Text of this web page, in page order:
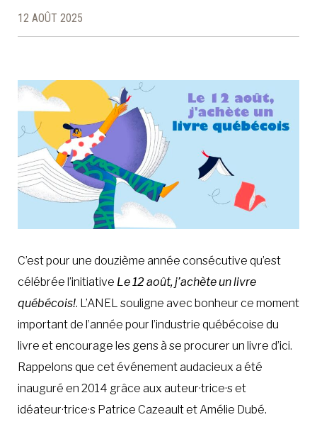
12 AOÛT 2025
C’est pour une douzième année consécutive qu’est
célébrée l’initiative Le 12 août, j’achète un livre
québécois!. L’ANEL souligne avec bonheur ce moment
important de l’année pour l’industrie québécoise du
livre et encourage les gens à se procurer un livre d’ici.
Rappelons que cet événement audacieux a été
inauguré en 2014 grâce aux auteur·trice·s et
idéateur·trice·s Patrice Cazeault et Amélie Dubé.